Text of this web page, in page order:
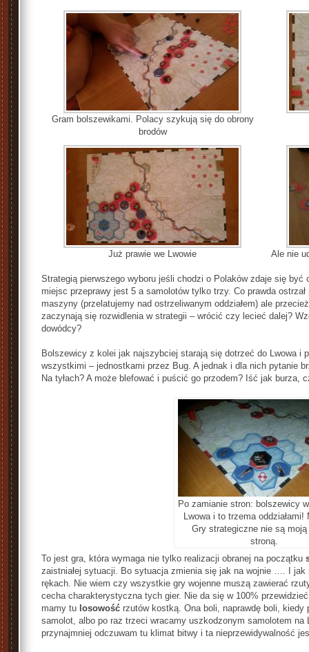
Gram bolszewikami. Polacy szykują się do obrony
brodów
Już prawie we Lwowie Ale nie
Strategią pierwszego wyboru jeśli chodzi o Polaków zdaje się być
miejsc przeprawy jest 5 a samolotów tylko trzy. Co prawda
maszyny (przelatujemy nad ostrzeliwanym oddziałem) ale
zaczynają się rozwidlenia w strategii – wrócić czy lecieć dalej?
dowódcy?
Bolszewicy z kolei jak najszybciej starają się dotrzeć do Lwowa i
wszystkimi – jednostkami przez Bug. A jednak i dla nich pytanie
Na tyłach? A może blefować i puścić go przodem? Iść jak burza,
Po zamianie stron: bolszewicy
Lwowa i to trzema oddziałami!
Gry strategiczne nie są moją
stroną.
To jest gra, która wymaga nie tylko realizacji obranej na początku
zaistniałej sytuacji. Bo sytuacja zmienia się jak na wojnie …. I jak
rękach. Nie wiem czy wszystkie gry wojenne muszą zawierać
cecha charakterystyczna tych gier. Nie da się w 100%
mamy tu losowość rzutów kostką. Ona boli, naprawdę boli,
samolot, albo po raz trzeci wracamy uszkodzonym samolotem na
przynajmniej odczuwam tu klimat bitwy i ta nieprzewidywalność